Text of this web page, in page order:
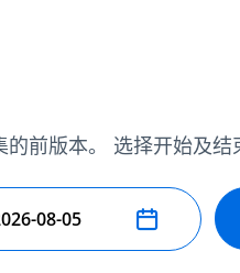
前版本。 选择开始及
束日期